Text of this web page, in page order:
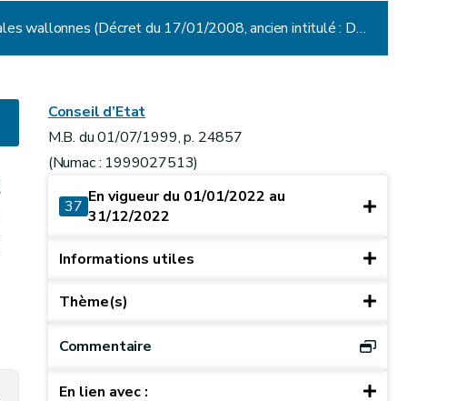
Décret relatif à l'établissement, au recouvrement et au contentieux en matière de taxes régionales wallonnes (Décret du 17/01/2008, ancien intitulé : Décret relatif à l'établissement, au recouvrement et au contentieux en matière de taxes régionales directes)
Conseil d’Etat
M.B. du 01/07/1999, p. 24857
(Numac : 1999027513)
37 En vigueur du 01/01/2022 au
31/12/2022
Informations utiles
Thème(s)
Commentaire
En lien avec :